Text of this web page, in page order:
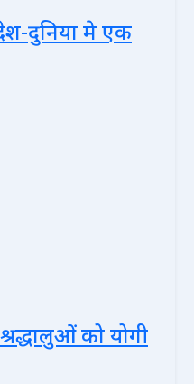
दुनिया मे एक
को योगी